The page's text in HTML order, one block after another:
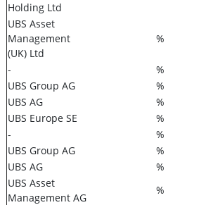
Holding Ltd
UBS Asset
Management
(UK) Ltd
%
- %
UBS Group AG
%
UBS AG
%
UBS Europe SE
%
-
%
UBS Group AG
%
UBS AG
%
UBS Asset
Management AG
%